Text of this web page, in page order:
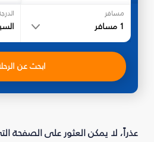
مسافر
1 مسافر
ابحث عن
عذراً، لا يمكن العثور على الصفحة